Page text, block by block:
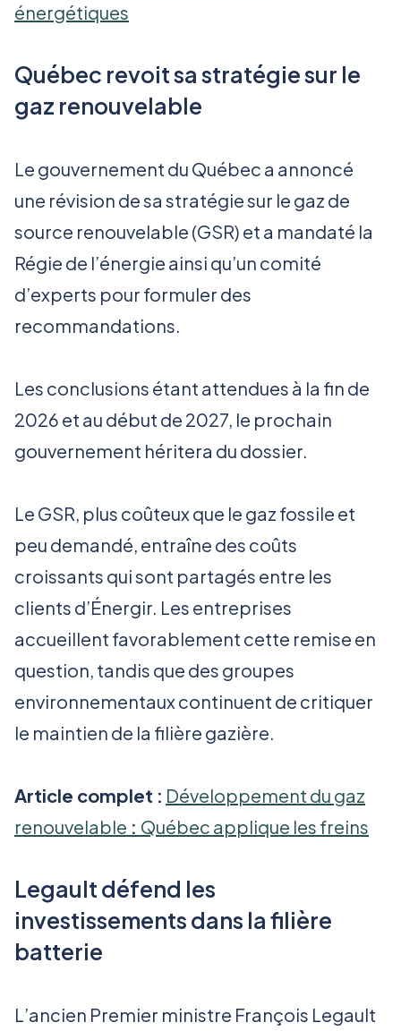
énergétiques
Québec revoit sa stratégie sur le
gaz renouvelable
Le gouvernement du Québec a annoncé
une révision de sa stratégie sur le gaz de
source renouvelable (GSR) et a mandaté la
Régie de l’énergie ainsi qu’un comité
d’experts pour formuler des
recommandations.
Les conclusions étant attendues à la fin de
2026 et au début de 2027, le prochain
gouvernement héritera du dossier.
Le GSR, plus coûteux que le gaz fossile et
peu demandé, entraîne des coûts
croissants qui sont partagés entre les
clients d’Énergir. Les entreprises
accueillent favorablement cette remise en
question, tandis que des groupes
environnementaux continuent de critiquer
le maintien de la filière gazière.
Article complet : Développement du gaz
renouvelable : Québec applique les freins
Legault défend les
investissements dans la filière
batterie
L’ancien Premier ministre François Legault